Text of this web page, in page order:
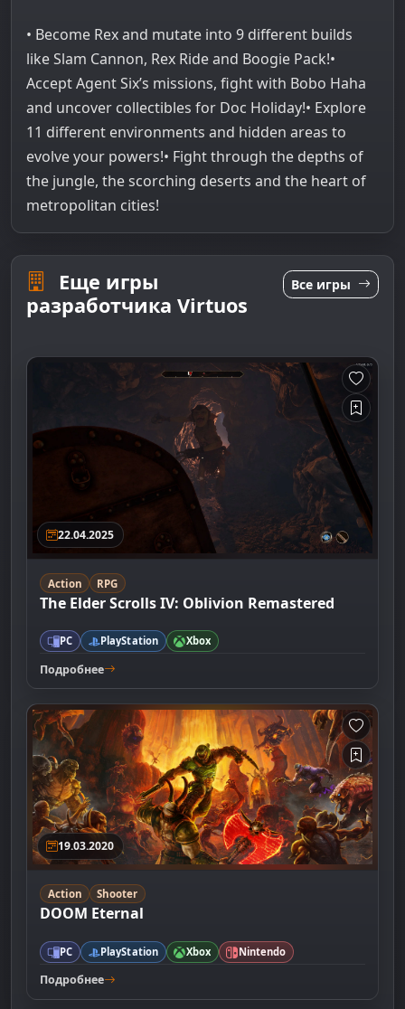
• Become Rex and mutate into 9 different builds
like Slam Cannon, Rex Ride and Boogie Pack!•
Accept Agent Six’s missions, fight with Bobo Haha
and uncover collectibles for Doc Holiday!• Explore
11 different environments and hidden areas to
evolve your powers!• Fight through the depths of
the jungle, the scorching deserts and the heart of
metropolitan cities!
Еще игры
разработчика Virtuos
Все игры
22.04.2025
Action RPG
The Elder Scrolls IV: Oblivion Remastered
PC PlayStation Xbox
Подробнее
19.03.2020
Action Shooter
DOOM Eternal
PC PlayStation Xbox Nintendo
Подробнее